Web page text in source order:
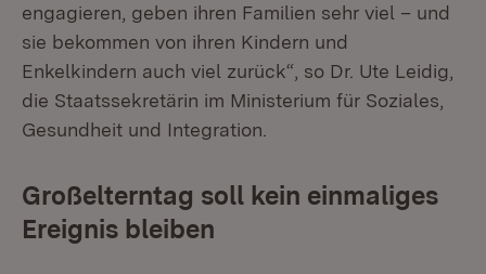
engagieren, geben ihren Familien sehr viel – und
sie bekommen von ihren Kindern und
Enkelkindern auch viel zurück“, so Dr. Ute Leidig,
die Staatssekretärin im Ministerium für Soziales,
Gesundheit und Integration.
Großelterntag soll kein einmaliges
Ereignis bleiben